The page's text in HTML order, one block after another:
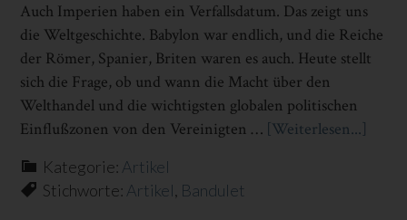
Auch Imperien haben ein Verfallsdatum. Das zeigt uns
die Weltgeschichte. Babylon war endlich, und die Reiche
der Römer, Spanier, Briten waren es auch. Heute stellt
sich die Frage, ob und wann die Macht über den
Welthandel und die wichtigsten globalen politischen
Einflußzonen von den Vereinigten … [Weiterlesen...]
Kategorie: Artikel
Stichworte: Artikel, Bandulet